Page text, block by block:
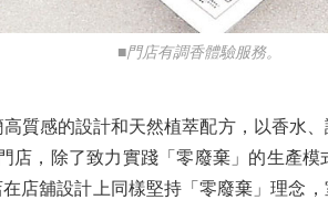
■門店有調香體驗服務。
感的設計和天然植萃配方，以香水、
店，除了致力實踐「零廢棄」的生產
店舖設計上同樣堅持「零廢棄」理念